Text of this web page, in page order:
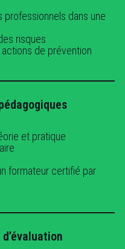
professionnels dans une
risques
de prévention
et pratique
formateur certifié par